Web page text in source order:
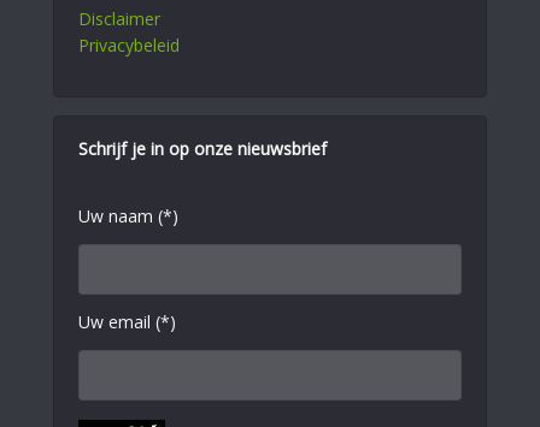
Disclaimer
Privacybeleid
Schrijf je in op onze nieuwsbrief
Uw naam (*)
Uw email (*)